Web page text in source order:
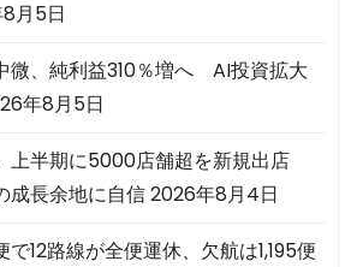
月5日
微、純利益310％増へ AI投資拡大
年8月5日
上半期に5000店舗超を新規出店
成長余地に自信2026年8月4日
で12路線が全便運休、欠航は1,195便